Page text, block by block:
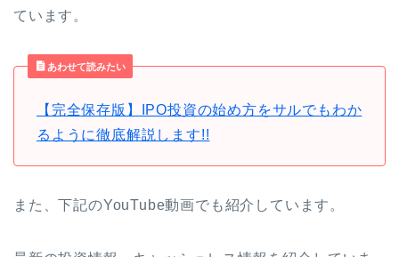
ています。
あわせて読みたい
【完全保存版】IPO投資の始め方をサルでもわか
るように徹底解説します!!
また、下記のYouTube動画でも紹介しています。